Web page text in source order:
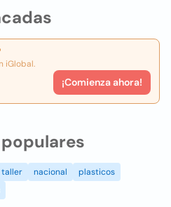
iGlobal.
¡Comienza ahora!
taller nacional
plasticos